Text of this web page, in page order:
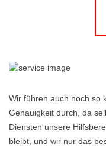
Wir führen auch noch so
Genauigkeit durch, da
Diensten unsere
bleibt, und wir nur das